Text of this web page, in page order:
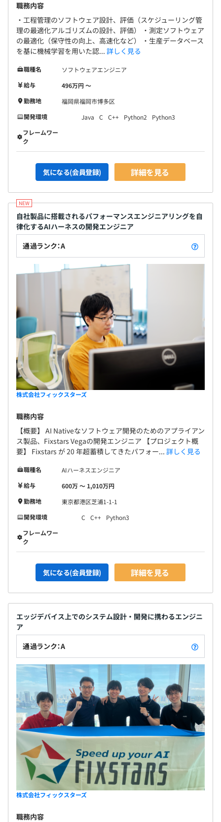
職務内容
・工程管理のソフトウェア設計、評価（スケジューリング管
理の最適化アルゴリズムの設計、評価） ・測定ソフトウェア
の最適化（保守性の向上、高速化など） ・生産データベース
を基に機械学習を用いた認... 詳しく見る
職種名
ソフトウェアエンジニア
給与
496万円 〜
勤務地
福岡県福岡市博多区
開発環境
Java C C++ Python2
Python3
フレームワー
ク
気になる(会員登録) 詳細を見る
自社製品に搭載されるパフォーマンスエンジニアリングを自
律化するAIハーネスの開発エンジニア
通過ランク：A
株式会社フィックスターズ
職務内容
【概要】 AI Nativeなソフトウェア開発のためのアプライアン
ス製品、Fixstars Vegaの開発エンジニア 【プロジェクト概
要】 Fixstars が 20 年超蓄積してきたパフォー... 詳しく見る
職種名
AIハーネスエンジニア
給与
600万 〜 1,010万円
勤務地
東京都港区芝浦1-1-1
開発環境
C C++
Python3
フレームワー
ク
気になる(会員登録) 詳細を見る
エッジデバイス上でのシステム設計・開発に携わるエンジニ
ア
通過ランク：A
株式会社フィックスターズ
職務内容